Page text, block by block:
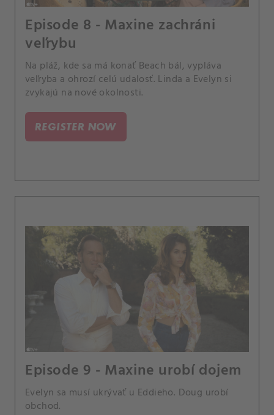
Episode 8 - Maxine zachráni
veľrybu
Na pláž, kde sa má konať Beach bál, vypláva
veľryba a ohrozí celú udalosť. Linda a Evelyn si
zvykajú na nové okolnosti.
REGISTER NOW
Episode 9 - Maxine urobí dojem
Evelyn sa musí ukrývať u Eddieho. Doug urobí
obchod.